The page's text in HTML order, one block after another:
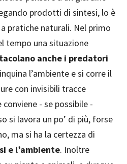
prodotti di sintesi, lo è
pratiche naturali. Nel primo
tempo una situazione
anche i predatori
l’ambiente e si corre il
con invisibili tracce
conviene - se possibile -
si lavora un po’ di più, forse
ma si ha la certezza di
e l’ambiente. Inoltre